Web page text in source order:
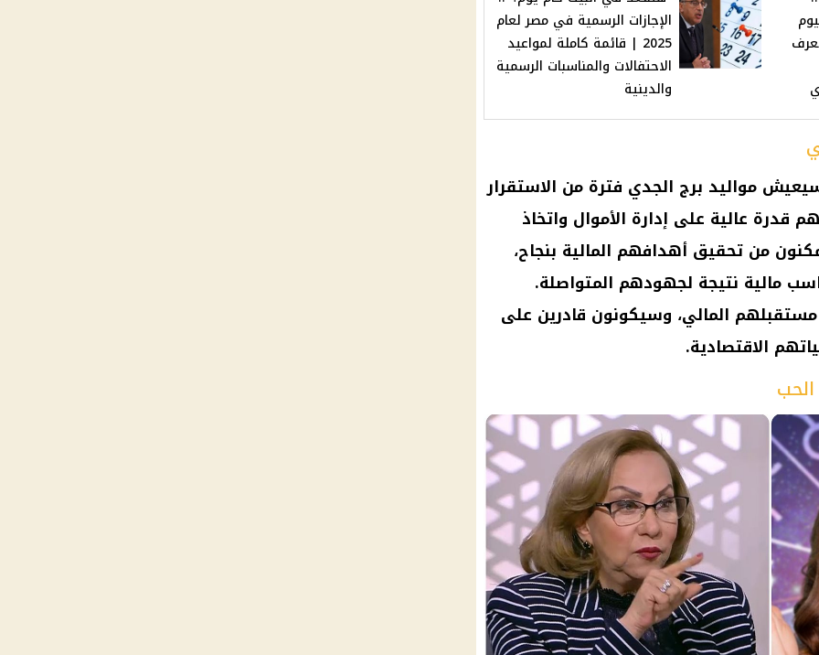
2024: تعرف
الإجازات الرسمية في مصر لعام
2025 | قائمة كاملة لمواعيد
الاحتفالات والمناسبات الرسمية
والدينية
مواليد برج الجدي فترة من الاستقرار
قدرة عالية على إدارة الأموال واتخاذ
من تحقيق أهدافهم المالية بنجاح،
مالية نتيجة لجهودهم المتواصلة.
المالي، وسيكونون قادرين على
الاقتصادية.